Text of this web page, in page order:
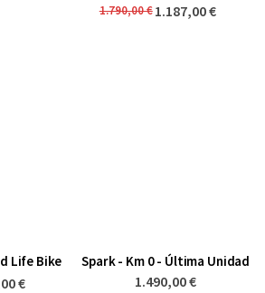
1.790,00 €1.187,00 €
Life Bike
€
Spark - Km 0 - Última Unidad
1.490,00 €